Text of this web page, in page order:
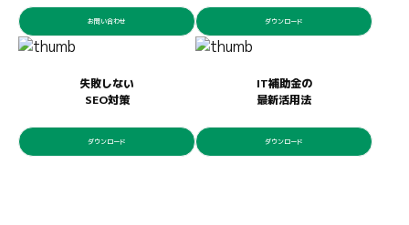
お問い合わせ ダウンロード
失敗しない
SEO対策
ダウンロード
IT補助金の
最新活用法
ダウンロード